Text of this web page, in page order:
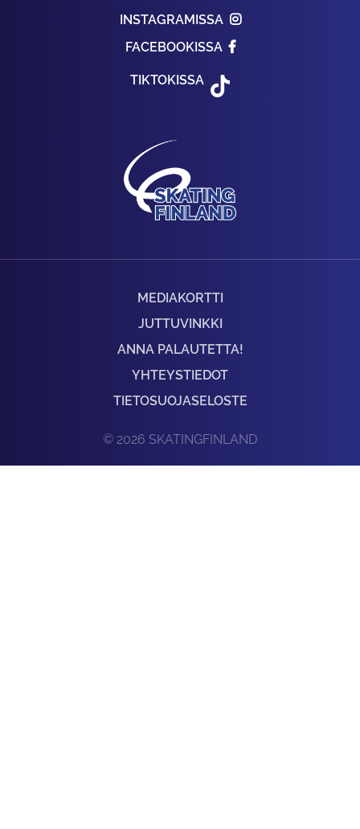
INSTAGRAMISSA
FACEBOOKISSA
TIKTOKISSA
MEDIAKORTTI
JUTTUVINKKI
ANNA PALAUTETTA!
YHTEYSTIEDOT
TIETOSUOJASELOSTE
© 2026 SKATINGFINLAND